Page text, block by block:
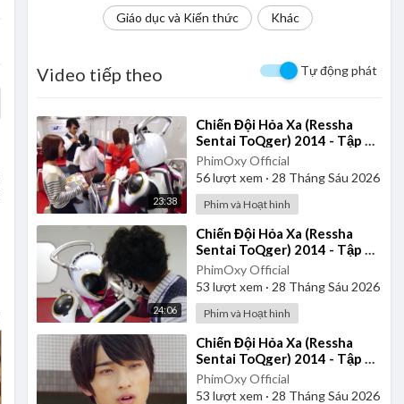
Giáo dục và Kiến thức Khác
Video tiếp theo Tự động phát
23:38
⁣Chiến Đội Hỏa Xa (Ressha
Sentai ToQger) 2014 - Tập 37
| Thuyết Minh
PhimOxy Official
56lượt xem · 28 Tháng Sáu 2026
Phim và Hoạt hình
24:06
⁣Chiến Đội Hỏa Xa (Ressha
Sentai ToQger) 2014 - Tập 24
| Thuyết Minh
PhimOxy Official
53 lượt xem · 28 Tháng Sáu 2026
Phim và Hoạt hình
⁣Chiến Đội Hỏa Xa (Ressha
Sentai ToQger) 2014 - Tập 33
| Thuyết Minh
PhimOxy Official
53 lượt xem · 28 Tháng Sáu 2026